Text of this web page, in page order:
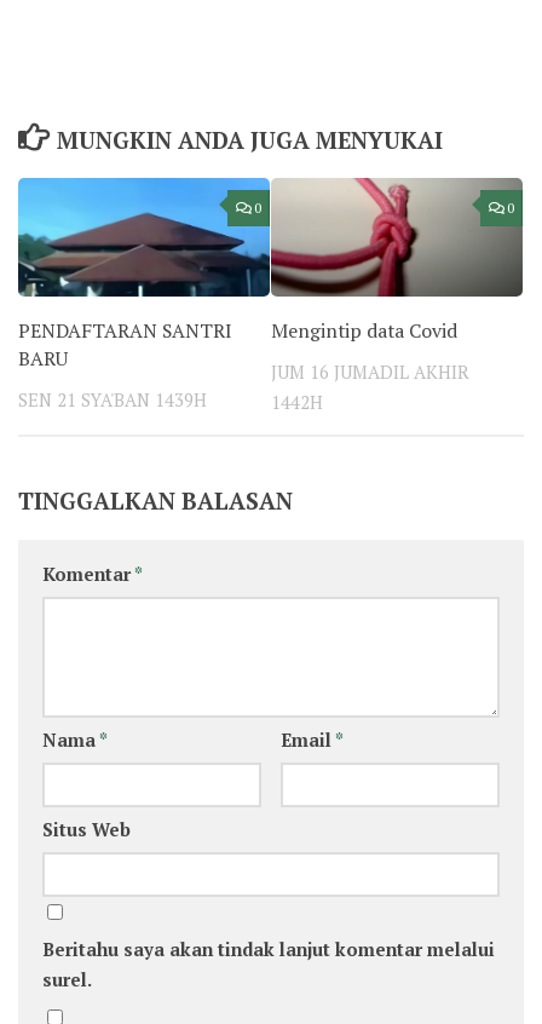
MUNGKIN ANDA JUGA MENYUKAI
0
PENDAFTARAN SANTRI
BARU
SEN 21 SYA'BAN 1439H
0
Mengintip data Covid
JUM 16 JUMADIL AKHIR
1442H
TINGGALKAN BALASAN
Komentar*
Nama * Email *
Situs Web
Beritahu saya akan tindak lanjut komentar melalui
surel.